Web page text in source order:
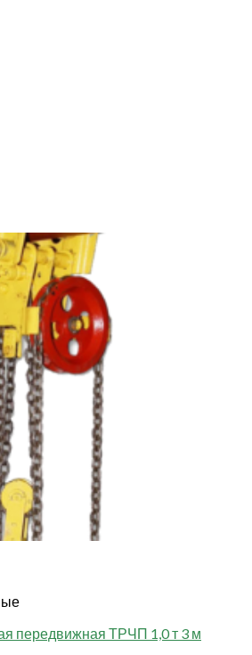
передвижная ТРЧП 1,0 т 3 м